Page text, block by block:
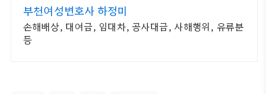
부천여성변호사 하정미
손해배상, 대여금, 임대차, 공사대금, 사해행위, 유류분
등